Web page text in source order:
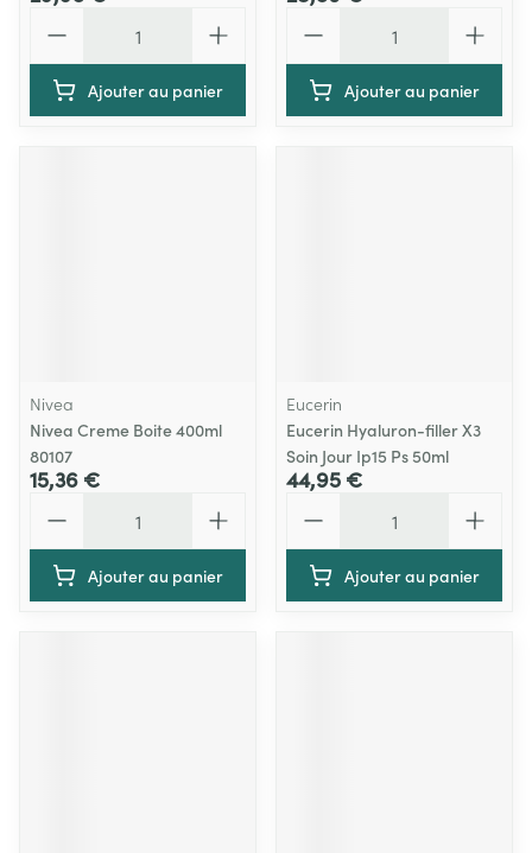
Ajouter au panier Ajouter au panier
Nivea
Nivea Creme Boite 400ml
80107
15,36 €
Ajouter au panier
Eucerin
Eucerin Hyaluron-filler X3
Soin Jour Ip15 Ps 50ml
44,95 €
Ajouter au panier